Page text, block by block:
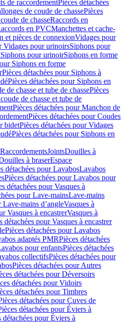
de raccordementPièces détachées
de coude de chassePièces
de chasseRaccords en
en PVCManchettes et cache-
et pièces de connexionVidages pour
Vidages pour urinoirsSiphons pour
pour urinoirSiphons en forme
Siphons en forme
Pièces détachées pour Siphons à
Pièces détachées pour Siphons en
de chasse et tube de chassePièces
de chasse et tube de
Pièces détachées pour Manchon de
Pièces détachées pour Coudes
bidetPièces détachées pour Vidages
Pièces détachées pour Siphons en
RaccordementsJointsDouilles à
à braserEspace
détachées pour LavabosLavabos
Pièces détachées pour Lavabos pour
détachées pour Vasques à
pour Lave-mainsLave-mains
Lave-mains d’angleVasques à
Vasques à encastrerVasques à
détachées pour Vasques à encastrer
Pièces détachées pour Lavabos
adaptés PMRPièces détachées
pour enfantsPièces détachées
collectifsPièces détachées pour
Pièces détachées pour Autres
détachées pour Déversoirs
détachées pour Vidoirs
détachées pour Timbres
détachées pour Cuves de
détachées pour Éviers à
détachées pour Éviers à